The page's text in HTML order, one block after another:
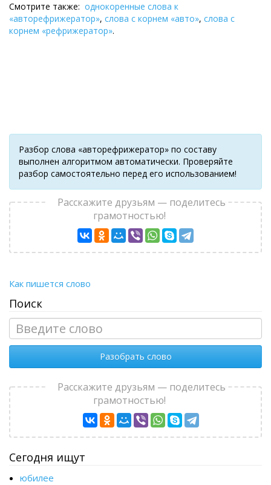
Смотрите также: однокоренные слова к
«авторефрижератор», слова с корнем «авто», слова с
корнем «рефрижератор».
Разбор слова «авторефрижератор» по составу
выполнен алгоритмом автоматически. Проверяйте
разбор самостоятельно перед его использованием!
Расскажите друзьям — поделитесь
грамотностью!
Как пишется слово
Поиск
Разобрать слово
Расскажите друзьям — поделитесь
грамотностью!
Сегодня ищут
юбилее